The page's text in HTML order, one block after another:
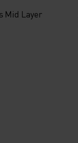
Mid Layer